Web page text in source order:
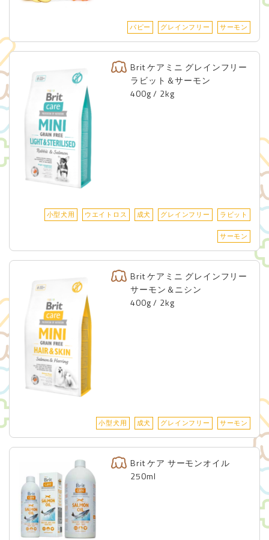
パピー グレインフリー サーモン
Brit ケアミニ グレインフリー
ラビット＆サーモン
400g / 2kg
小型犬用 ウエイトロス 成犬 グレインフリー ラビット
サーモン
Brit ケアミニ グレインフリー
サーモン＆ニシン
400g / 2kg
小型犬用 成犬 グレインフリー サーモン
Brit ケア サーモンオイル
250ml